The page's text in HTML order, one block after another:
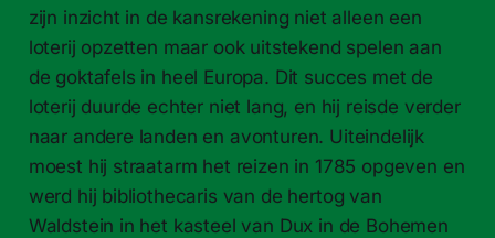
zijn inzicht in de kansrekening niet alleen een
loterij opzetten maar ook uitstekend spelen aan
de goktafels in heel Europa. Dit succes met de
loterij duurde echter niet lang, en hij reisde verder
naar andere landen en avonturen. Uiteindelijk
moest hij straatarm het reizen in 1785 opgeven en
werd hij bibliothecaris van de hertog van
Waldstein in het kasteel van Dux in de Bohemen